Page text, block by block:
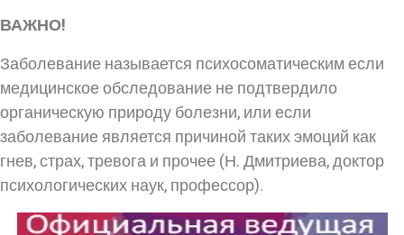
ВАЖНО!
Заболевание называется психосоматическим если
медицинское обследование не подтвердило
органическую природу болезни, или если
заболевание является причиной таких эмоций как
гнев, страх, тревога и прочее (Н. Дмитриева, доктор
психологических наук, профессор).